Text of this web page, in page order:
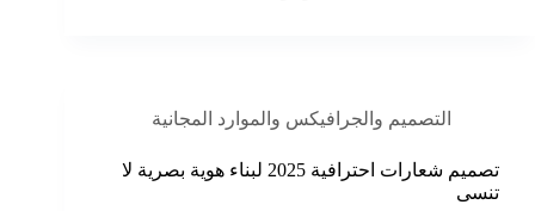
التصميم والجرافيكس والموارد المجانية
تصميم شعارات احترافية 2025 لبناء هوية بصرية لا
تنسى